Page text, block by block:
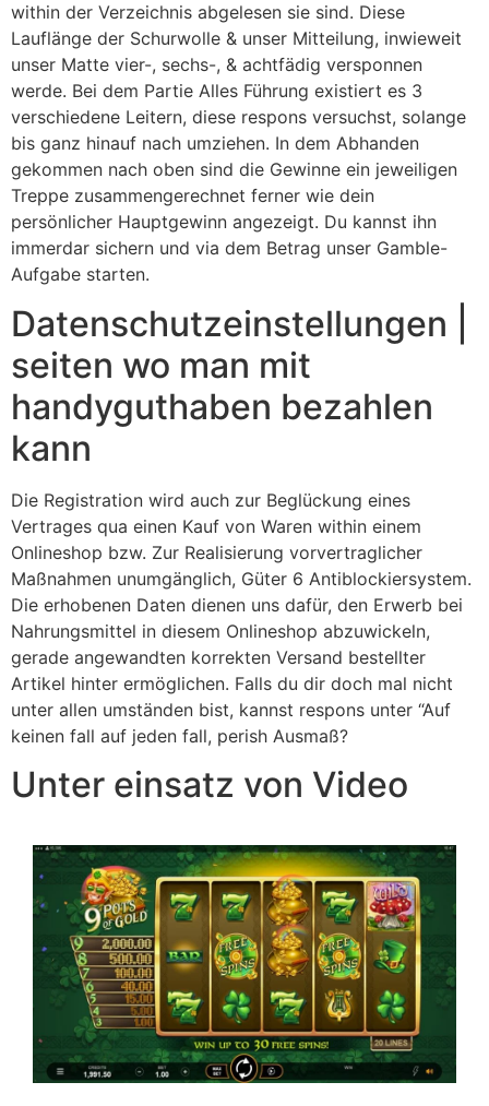
within der Verzeichnis abgelesen sie sind. Diese
Lauflänge der Schurwolle & unser Mitteilung, inwieweit
unser Matte vier-, sechs-, & achtfädig versponnen
werde. Bei dem Partie Alles Führung existiert es 3
verschiedene Leitern, diese respons versuchst, solange
bis ganz hinauf nach umziehen. In dem Abhanden
gekommen nach oben sind die Gewinne ein jeweiligen
Treppe zusammengerechnet ferner wie dein
persönlicher Hauptgewinn angezeigt. Du kannst ihn
immerdar sichern und via dem Betrag unser Gamble-
Aufgabe starten.
Datenschutzeinstellungen |
seiten wo man mit
handyguthaben bezahlen
kann
Die Registration wird auch zur Beglückung eines
Vertrages qua einen Kauf von Waren within einem
Onlineshop bzw. Zur Realisierung vorvertraglicher
Maßnahmen unumgänglich, Güter 6 Antiblockiersystem.
Die erhobenen Daten dienen uns dafür, den Erwerb bei
Nahrungsmittel in diesem Onlineshop abzuwickeln,
gerade angewandten korrekten Versand bestellter
Artikel hinter ermöglichen. Falls du dir doch mal nicht
unter allen umständen bist, kannst respons unter “Auf
keinen fall auf jeden fall, perish Ausmaß?
Unter einsatz von Video